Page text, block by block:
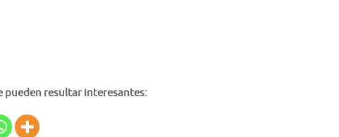
pueden resultar interesantes: